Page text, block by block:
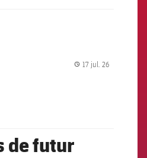
17 jul. 26
de futur